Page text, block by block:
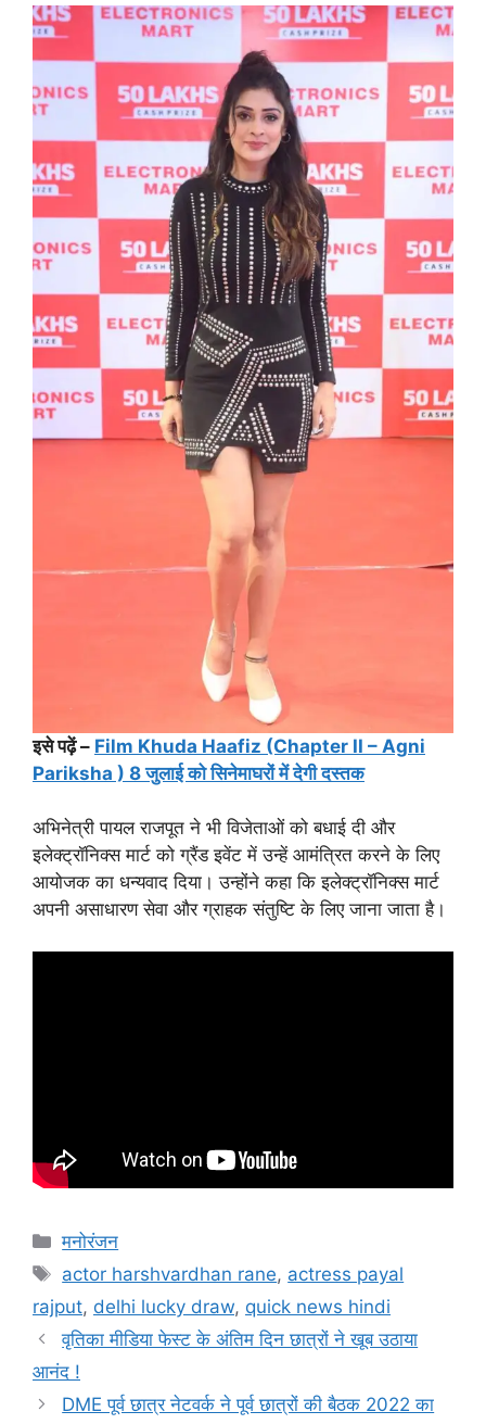
इसे पढ़ें – Film Khuda Haafiz (Chapter II – Agni
Pariksha ) 8 जुलाई को सिनेमाघरों में देगी दस्तक
अभिनेत्री पायल राजपूत ने भी विजेताओं को बधाई दी और
इलेक्ट्रॉनिक्स मार्ट को ग्रैंड इवेंट में उन्हें आमंत्रित करने के लिए
आयोजक का धन्यवाद दिया। उन्होंने कहा कि इलेक्ट्रॉनिक्स मार्ट
अपनी असाधारण सेवा और ग्राहक संतुष्टि के लिए जाना जाता है।
मनोरंजन
actor harshvardhan rane, actress payal
rajput, delhi lucky draw, quick news hindi
वृतिका मीडिया फेस्ट के अंतिम दिन छात्रों ने खूब उठाया
आनंद !
DME पूर्व छात्र नेटवर्क ने पूर्व छात्रों की बैठक 2022 का